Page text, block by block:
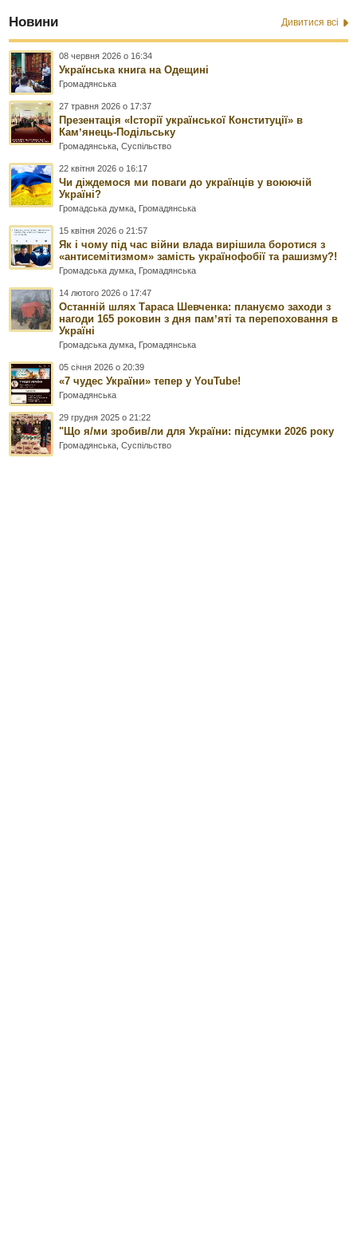
Новини Дивитися всі
08 червня 2026 о 16:34
Українська книга на Одещині
Громадянська
27 травня 2026 о 17:37
Презентація «Історії української Конституції» в
Камʼянець-Подільську
Громадянська ,Суспільство
22 квітня 2026 о 16:17
Чи діждемося ми поваги до українців у воюючій
Україні?
Громадська думка Громадянська
15 квітня 2026 о 21:57
Як і чому під час війни влада вирішила боротися з
«антисемітизмом» замість українофобії та рашизму?!
Громадська думка Громадянська
14 лютого 2026 о 17:47
Останній шлях Тараса Шевченка: плануємо заходи з
нагоди 165 роковин з дня памʼяті та перепоховання в
Україні
Громадська думка Громадянська
05 січня 2026 о 20:39
«7 чудес України» тепер у YouTube!
Громадянська
29 грудня 2025 о 21:22
"Що я/ми зробив/ли для України: підсумки 2026 року
Громадянська ,Суспільство